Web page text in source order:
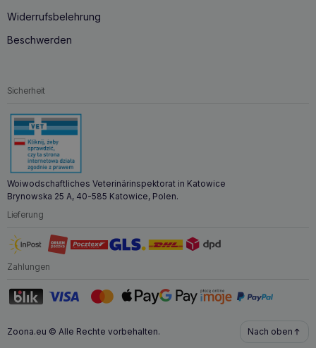
Widerrufsbelehrung
Beschwerden
Sicherheit
Woiwodschaftliches Veterinärinspektorat in Katowice
Brynowska 25 A, 40-585 Katowice, Polen.
Lieferung
Zahlungen
Zoona.eu © Alle Rechte vorbehalten. Nach oben